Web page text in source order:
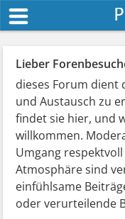
Lieber
dieses Forum dient
und Austausch zu
findet sie hier, und
willkommen.
Umgang
Atmosphäre sind
einfühlsame
oder verurteilende